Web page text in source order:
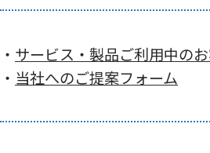
・ サービス・製品ご利用中の
・ 当社へのご提案フォーム